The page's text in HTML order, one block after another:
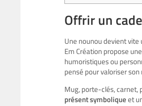
Offrir un
Une nounou devient
Em Création propose
humoristiques ou
pensé pour valoriser
Mug, porte-clés, carnet,
présent symboliqueet